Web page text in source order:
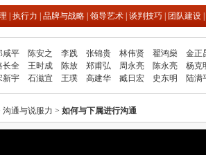
执行力 品牌与战略| 领导艺术| 谈判技巧| 团队建设|
咸平 陈安之 李践 张锦贵 林伟贤 翟鸿燊
金正
长全 王时成 陈放 郑甫弘 周永亮 陈永亮
杨克
新宇 石滋宜 王璞 高建华 臧日宏 史东明 陆满
沟通与说服力 > 如何与下属进行沟通